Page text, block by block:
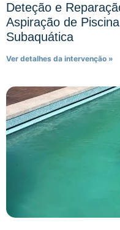
Deteção e
Aspiração de
Subaquática
Ver detalhes da intervenção »